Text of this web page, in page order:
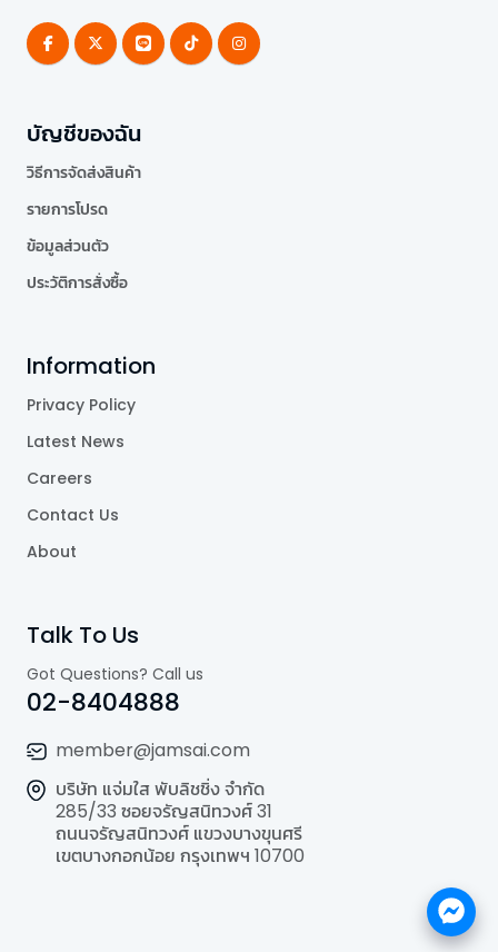
บัญชีของฉัน
วิธีการจัดส่งสินค้า
รายการโปรด
ข้อมูลส่วนตัว
ประวัติการสั่งซื้อ
Information
Privacy Policy
Latest News
Careers
Contact Us
About
Talk To Us
Got Questions? Call us
02-8404888
member@jamsai.com
บริษัท แจ่มใส พับลิชชิ่ง จำกัด
285/33 ซอยจรัญสนิทวงศ์ 31
ถนนจรัญสนิทวงศ์ แขวงบางขุนศรี
เขตบางกอกน้อย กรุงเทพฯ 10700